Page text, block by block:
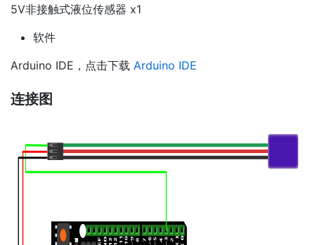
5V非接触式液位传感器 x1
软件
Arduino IDE，点击下载 Arduino IDE
连接图